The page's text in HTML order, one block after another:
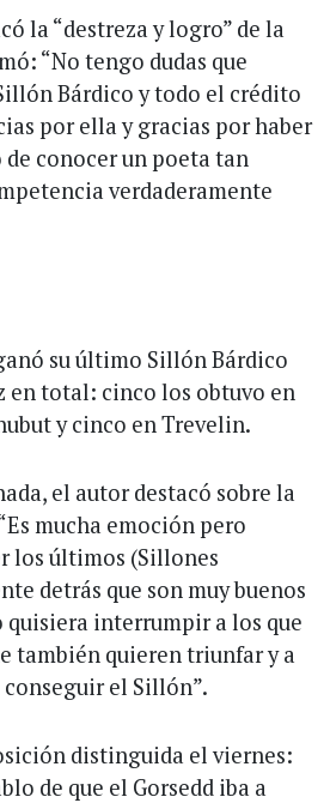
la “destreza y logro” de la
“No tengo dudas que
Bárdico y todo el crédito
por ella y gracias por haber
conocer un poeta tan
verdaderamente
su último Sillón Bárdico
en total: cinco los obtuvo en
y cinco en Trevelin.
el autor destacó sobre la
mucha emoción pero
los últimos (Sillones
detrás que son muy buenos
quisiera interrumpir a los que
también quieren triunfar y a
el Sillón”.
distinguida el viernes:
de que el Gorsedd iba a